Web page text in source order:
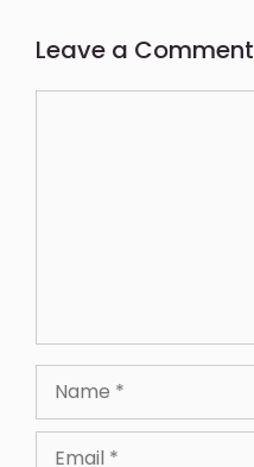
Leave a Comment